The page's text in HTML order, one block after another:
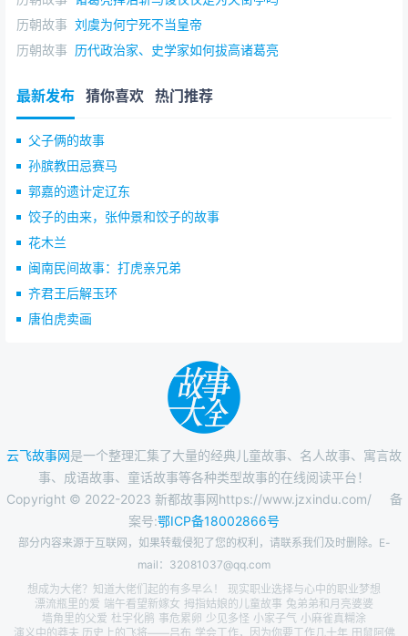
历朝故事 刘虞为何宁死不当皇帝
历朝故事 历代政治家、史学家如何拔高诸葛亮
最新发布 猜你喜欢 热门推荐
父子俩的故事
孙膑教田忌赛马
郭嘉的遗计定辽东
饺子的由来，张仲景和饺子的故事
花木兰
闽南民间故事：打虎亲兄弟
齐君王后解玉环
唐伯虎卖画
云飞故事网是一个整理汇集了大量的经典儿童故事、名人故事、寓言故
事、成语故事、童话故事等各种类型故事的在线阅读平台！
Copyright © 2022-2023 新都故事网https://www.jzxindu.com/
备
案号:鄂ICP备18002866号
部分内容来源于互联网，如果转载侵犯了您的权利，请联系我们及时删除。E-
mail：32081037@qq.com
想成为大佬？知道大佬们起的有多早么！
现实职业选择与心中的职业梦想
漂流瓶里的爱 端午看望新嫁女 拇指姑娘的儿童故事 兔弟弟和月亮婆婆
墙角里的父爱 杜宇化鹃 事危累卵 少见多怪 小家子气 小麻雀真糊涂
演义中的莽夫 历史上的飞将——吕布 学会工作，因为你要工作几十年 田鼠阿佛